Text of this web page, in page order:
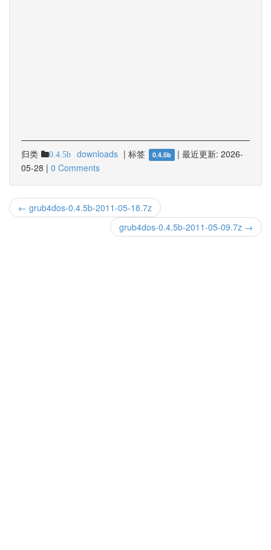
归类 0.4.5b downloads | 标签 0.4.5b | 最近更新: 2026-
05-28 | 0 Comments
← grub4dos-0.4.5b-2011-05-18.7z
grub4dos-0.4.5b-2011-05-09.7z →